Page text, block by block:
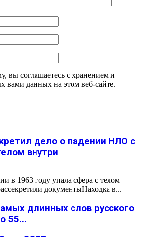
вы соглашаетесь с хранением и
вами данных на этом веб-сайте.
дело о падении НЛО с
внутри
в 1963 году упала сфера с телом
документыНаходка в...
длинных слов русского
55...